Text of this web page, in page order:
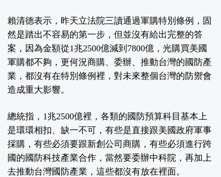
賴清德表示，昨天立法院三讀通過軍購特別條例，固
然是踏出不容易的第一步，但並沒有給出完整的答
案，因為金額從1兆2500億減到7800億，光購買美國
軍購都不夠，更何況商購、委辦、推動台灣的國防產
業，都沒有在特別條例裡，對未來整個台灣的防禦會
造成重大影響。
總統指，1兆2500億裡，各類的國防預算科目基本上
是環環相扣、缺一不可，有些是直接跟美國政府軍事
採購，有些必須要跟新創公司商購，有些必須進行跨
國的國防科技產業合作，當然要委辦中科院，再加上
去推動台灣國防產業，這些都沒有放在裡面。